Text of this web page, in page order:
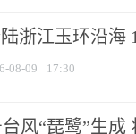
浙江玉环沿海
08-09 17:30
风“琵鹭”生